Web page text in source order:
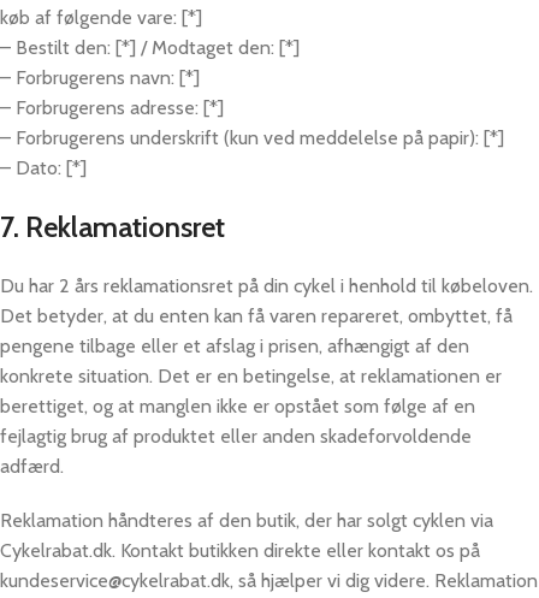
køb af følgende vare: [*]
– Bestilt den: [*] / Modtaget den: [*]
– Forbrugerens navn: [*]
– Forbrugerens adresse: [*]
– Forbrugerens underskrift (kun ved meddelelse på papir): [*]
– Dato: [*]
7. Reklamationsret
Du har 2 års reklamationsret på din cykel i henhold til købeloven.
Det betyder, at du enten kan få varen repareret, ombyttet, få
pengene tilbage eller et afslag i prisen, afhængigt af den
konkrete situation. Det er en betingelse, at reklamationen er
berettiget, og at manglen ikke er opstået som følge af en
fejlagtig brug af produktet eller anden skadeforvoldende
adfærd.
Reklamation håndteres af den butik, der har solgt cyklen via
Cykelrabat.dk. Kontakt butikken direkte eller kontakt os på
kundeservice@cykelrabat.dk, så hjælper vi dig videre. Reklamation